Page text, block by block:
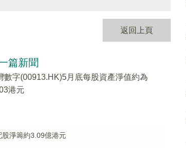
返回上頁
篇新聞
數字(00913.HK)5月底每股資產淨值約為
港元
淨籌約3.09億港元